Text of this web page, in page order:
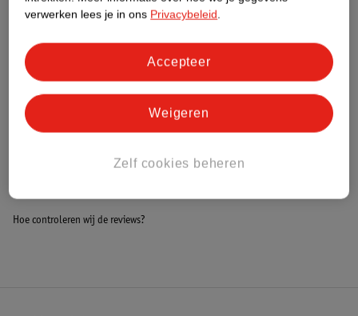
Impact Score.
Meer informatie
Bestel & Bezorginformatie
Hoe controleren wij de reviews?
verwerken lees je in ons Privacybeleid.
Zelf cookies beheren
Weigeren
Accepteer